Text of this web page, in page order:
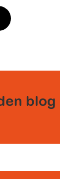
blog